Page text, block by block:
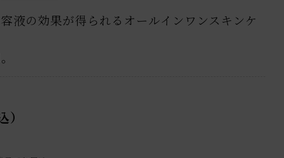
液の効果が得られるオールインワンスキンケ
）